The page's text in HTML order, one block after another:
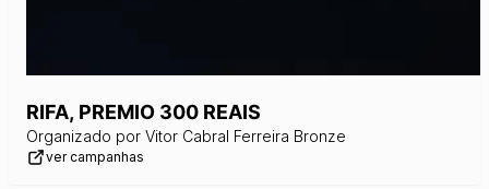
RIFA, PREMIO 300 REAIS
Organizado por Vitor Cabral Ferreira Bronze
ver campanhas